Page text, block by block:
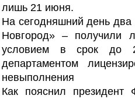
лишь 21 июня.
На сегодняшний день
Новгород» – получили
условием в срок до
департаментом
невыполнения
Как пояснил